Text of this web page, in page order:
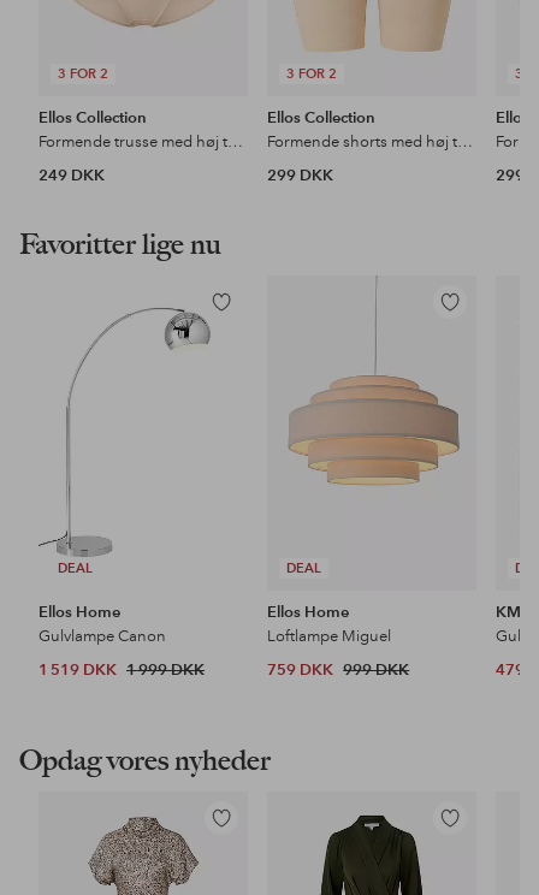
3 FOR 2
Ellos Collection
Formende trusse med høj talje - medium støtte
249 DKK
3 FOR 2
Ellos Collection
Formende shorts med høj talje - medium support
299 DKK
3
Ellos
299
Favoritter lige nu
DEAL
Tilføj
til
Ellos Home
Gulvlampe Canon
1 519 DKK 1 999 DKK
DEAL
Tilføj
Ellos Home
Loftlampe Miguel
759 DKK 999 DKK
KM
479
Opdag vores nyheder
Tilføj
Tilføj